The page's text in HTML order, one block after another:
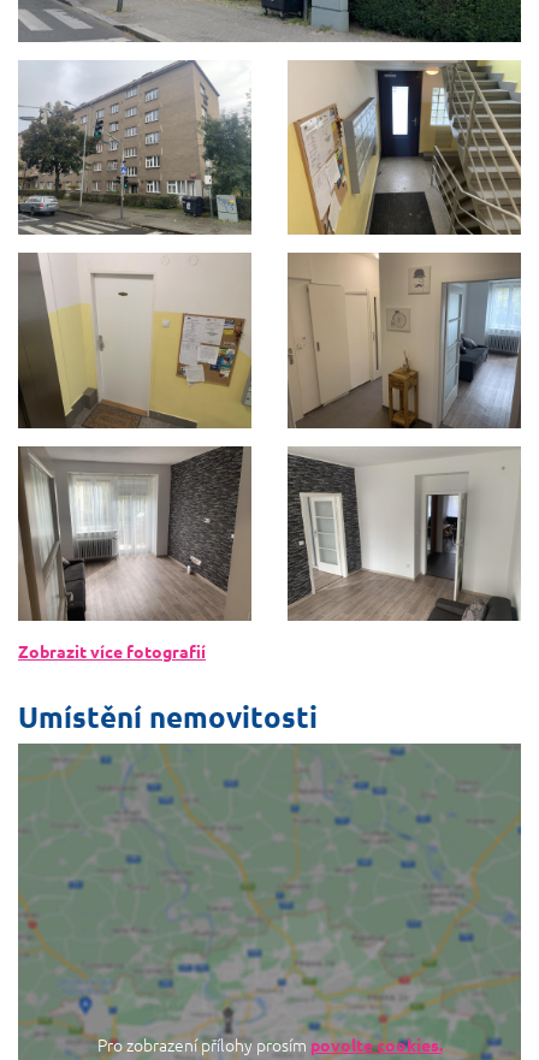
Zobrazit více fotografií
Umístění nemovitosti
Pro zobrazení přílohy prosím povolte cookies.